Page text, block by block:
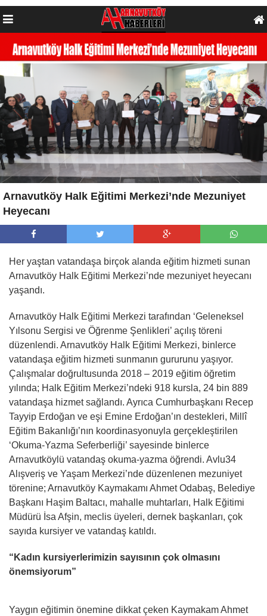
Arnavutköy Halk Eğitimi Merkezi’nde Mezuniyet
Heyecanı
Her yaştan vatandaşa birçok alanda eğitim hizmeti sunan
Arnavutköy Halk Eğitimi Merkezi’nde mezuniyet heyecanı
yaşandı.
Arnavutköy Halk Eğitimi Merkezi tarafından ‘Geleneksel
Yılsonu Sergisi ve Öğrenme Şenlikleri’ açılış töreni
düzenlendi. Arnavutköy Halk Eğitimi Merkezi, binlerce
vatandaşa eğitim hizmeti sunmanın gururunu yaşıyor.
Çalışmalar doğrultusunda 2018 – 2019 eğitim öğretim
yılında; Halk Eğitim Merkezi’ndeki 918 kursla, 24 bin 889
vatandaşa hizmet sağlandı. Ayrıca Cumhurbaşkanı Recep
Tayyip Erdoğan ve eşi Emine Erdoğan’ın destekleri, Millî
Eğitim Bakanlığı’nın koordinasyonuyla gerçekleştirilen
‘Okuma-Yazma Seferberliği’ sayesinde binlerce
Arnavutköylü vatandaş okuma-yazma öğrendi. Avlu34
Alışveriş ve Yaşam Merkezi’nde düzenlenen mezuniyet
törenine; Arnavutköy Kaymakamı Ahmet Odabaş, Belediye
Başkanı Haşim Baltacı, mahalle muhtarları, Halk Eğitimi
Müdürü İsa Afşin, meclis üyeleri, dernek başkanları, çok
sayıda kursiyer ve vatandaş katıldı.
“Kadın kursiyerlerimizin sayısının çok olmasını
önemsiyorum”
Yaygın eğitimin önemine dikkat çeken Kaymakam Ahmet